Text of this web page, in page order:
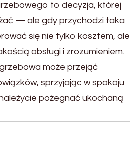
to decyzja, której
— ale gdy przychodzi taka
się nie tylko kosztem, ale
obsługi i zrozumieniem.
może przejąć
sprzyjając w spokoju
pożegnać ukochaną